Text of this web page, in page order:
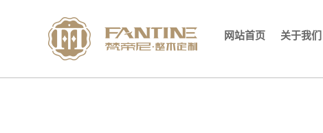
网站首页 关于我们